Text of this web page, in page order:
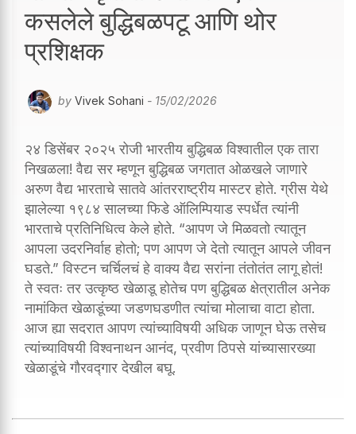
कसलेले बुद्धिबळपटू आणि थोर
प्रशिक्षक
by Vivek Sohani - 15/02/2026
२४ डिसेंबर २०२५ रोजी भारतीय बुद्धिबळ विश्वातील एक तारा
निखळला! वैद्य सर म्हणून बुद्धिबळ जगतात ओळखले जाणारे
अरुण वैद्य भारताचे सातवे आंतरराष्ट्रीय मास्टर होते. ग्रीस येथे
झालेल्या १९८४ सालच्या फिडे ऑलिम्पियाड स्पर्धेत त्यांनी
भारताचे प्रतिनिधित्व केले होते. “आपण जे मिळवतो त्यातून
आपला उदरनिर्वाह होतो; पण आपण जे देतो त्यातून आपले जीवन
घडते.” विस्टन चर्चिलचं हे वाक्य वैद्य सरांना तंतोतंत लागू होतं!
ते स्वतः तर उत्कृष्ठ खेळाडू होतेच पण बुद्धिबळ क्षेत्रातील अनेक
नामांकित खेळाडूंच्या जडणघडणीत त्यांचा मोलाचा वाटा होता.
आज ह्या सदरात आपण त्यांच्याविषयी अधिक जाणून घेऊ तसेच
त्यांच्याविषयी विश्वनाथन आनंद, प्रवीण ठिपसे यांच्यासारख्या
खेळाडूंचे गौरवद्गार देखील बघू.